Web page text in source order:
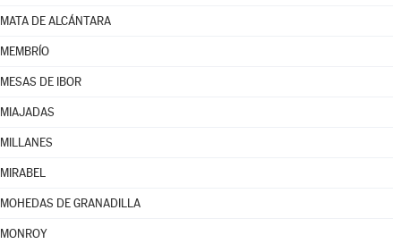
MATA DE ALCÁNTARA
MEMBRÍO
MESAS DE IBOR
MIAJADAS
MILLANES
MIRABEL
MOHEDAS DE GRANADILLA
MONROY